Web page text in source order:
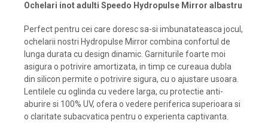
Ochelari inot adulti Speedo Hydropulse Mirror albastru
Perfect pentru cei care doresc sa-si imbunatateasca jocul,
ochelarii nostri Hydropulse Mirror combina confortul de
lunga durata cu design dinamic. Garniturile foarte moi
asigura o potrivire amortizata, in timp ce cureaua dubla
din silicon permite o potrivire sigura, cu o ajustare usoara.
Lentilele cu oglinda cu vedere larga, cu protectie anti-
aburire si 100% UV, ofera o vedere periferica superioara si
o claritate subacvatica pentru o experienta captivanta.